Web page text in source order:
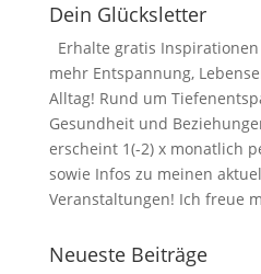
Dein Glücksletter
Erhalte gratis
mehr Entspannung,
Alltag! Rund um
Gesundheit und
erscheint 1(-2) x monatlich
sowie Infos zu meinen
Veranstaltungen! Ich freue
Neueste Beiträge